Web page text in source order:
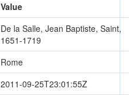
Value
De la Salle, Jean Baptiste, Saint,
1651-1719
Rome
2011-09-25T23:01:55Z